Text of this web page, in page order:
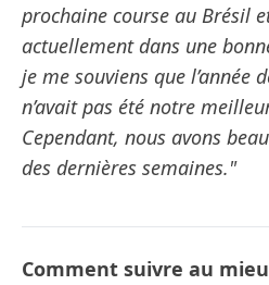
prochaine course au Brésil
actuellement dans une
je me souviens que l’année
n’avait pas été notre
Cependant, nous avons
des dernières semaines."
Comment suivre au